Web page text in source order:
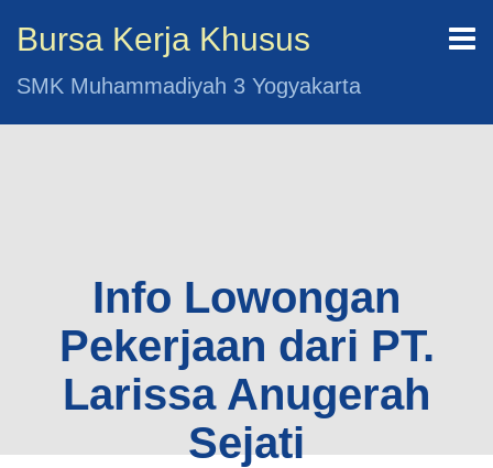
Bursa Kerja Khusus
SMK Muhammadiyah 3 Yogyakarta
Info Lowongan
Pekerjaan dari PT.
Larissa Anugerah
Sejati